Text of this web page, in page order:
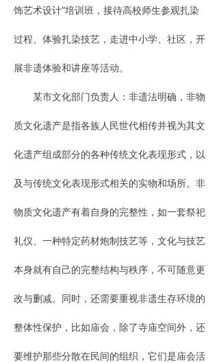
饰艺术设计”培训班，接待高校师生参观扎染
过程、体验扎染技艺，走进中小学、社区，开
展非遗体验和讲座等活动。
某市文化部门负责人：非遗法明确，非物
质文化遗产是指各族人民世代相传并视为其文
化遗产组成部分的各种传统文化表现形式，以
及与传统文化表现形式相关的实物和场所。非
物质文化遗产有着自身的完整性，如一套祭祀
礼仪、一种特定药材炮制技艺等，文化与技艺
本身就有自己的完整结构与秩序，不可随意更
改与删减。同时，还需要重视非遗生存环境的
整体性保护，比如庙会，除了寺庙空间外，还
要维护那些分散在民间的组织，它们是庙会活